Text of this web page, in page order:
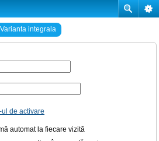
Varianta integrala
de activare
automat la fiecare vizită